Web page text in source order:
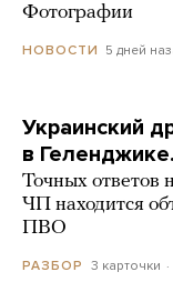
Фотографии
НОВОСТИ 5 дней
Украинский
в
Точных ответов
ЧП находится
ПВО
РАЗБОР 3 карточки